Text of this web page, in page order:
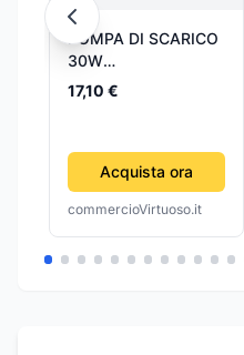
POMPA DI SCARICO
30W
LAVASTOVIGLIE
CANDY 91200172 /
17,10 €
Acquista ora
commercioVirtuoso.it